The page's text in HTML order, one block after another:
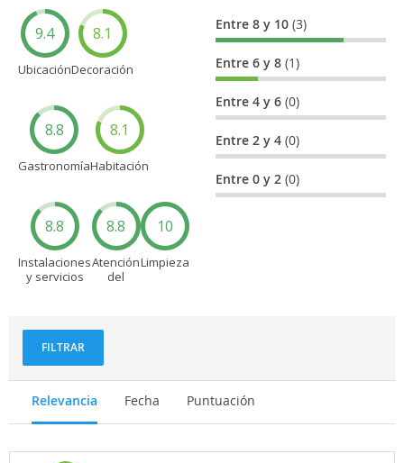
9.4
Ubicación
8.1
Decoración
8.8
Gastronomía
8.1
Habitación
8.8
Instalaciones
y servicios
8.8
Atención
del
10
Limpieza
Entre 8 y 10(3)
Entre 6 y 8(1)
Entre 4 y 6(0)
Entre 2 y 4(0)
Entre 0 y 2(0)
FILTRAR
Relevancia Fecha Puntuación